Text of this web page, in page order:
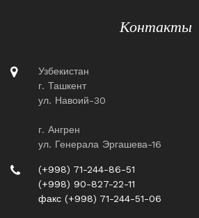
Контакты
Узбекистан
г. Ташкент
ул. Навоий-30
г. Ангрен
ул. Генерала Эргашева-16
(+998) 71-244-86-51
(+998) 90-827-22-11
факс (+998) 71-244-51-06